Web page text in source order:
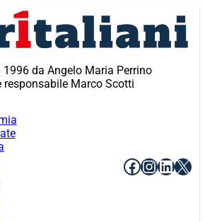
1996 da Angelo Maria Perrino
responsabile Marco Scotti
Facebook
X